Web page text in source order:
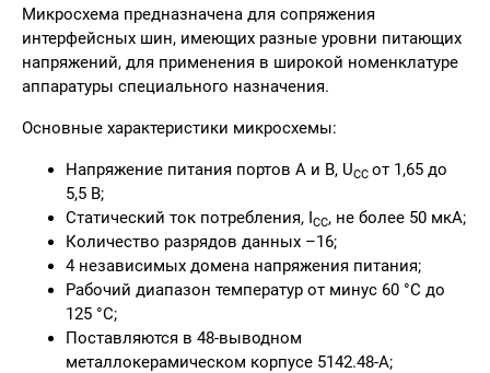
Микросхема предназначена для сопряжения
интерфейсных шин, имеющих разные уровни питающих
напряжений, для применения в широкой номенклатуре
аппаратуры специального назначения.
Основные характеристики микросхемы:
Напряжение питания портов A и B, UCC от 1,65 до
5,5 В;
Статический ток потребления, ICC, не более 50 мкА;
Количество разрядов данных –16;
4 независимых домена напряжения питания;
Рабочий диапазон температур от минус 60 °С до
125 °С;
Поставляются в 48-выводном
металлокерамическом корпусе 5142.48-А;